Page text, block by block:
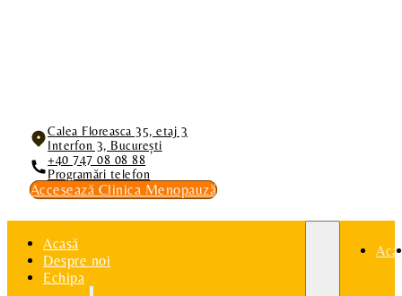
Calea Floreasca 35, etaj 3
Interfon 3, București
+40 747 08 08 88
Programări telefon
Accesează Clinica Menopauză
Acasă
Despre noi
Echipa